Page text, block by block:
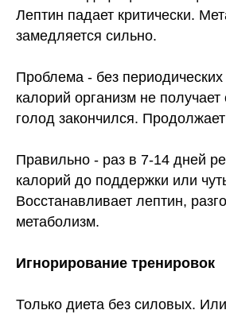
Лептин падает критически.
замедляется сильно.
Проблема - без
калорий организм не получает
голод закончился.
Правильно - раз в 7-14 дней
калорий до поддержки или
Восстанавливает лептин,
метаболизм.
Игнорирование тренировок
Только диета без силовых.